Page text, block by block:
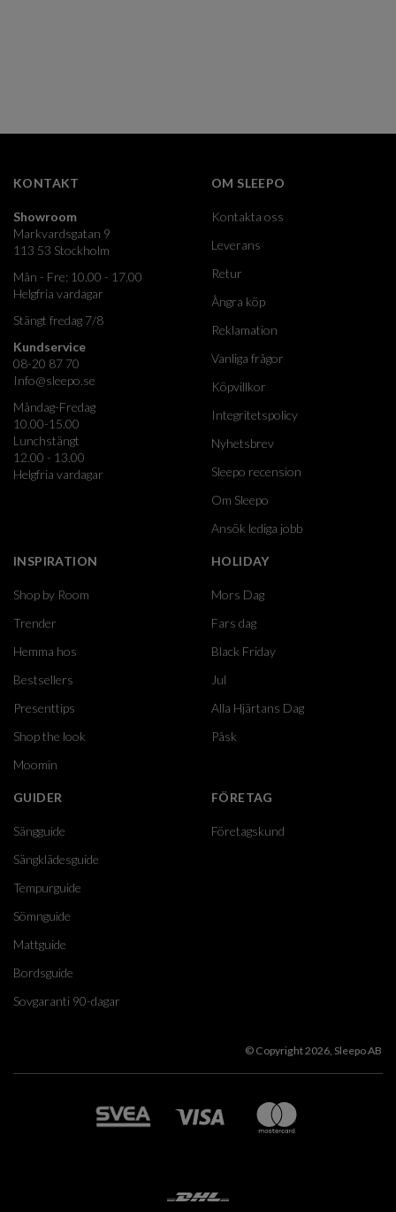
KONTAKT
Showroom
Markvardsgatan 9
113 53 Stockholm
Mån - Fre: 10.00 - 17.00
Helgfria vardagar
Stängt fredag 7/8
Kundservice
08-20 87 70
Info@sleepo.se
Måndag-Fredag
10.00-15.00
Lunchstängt
12.00 - 13.00
Helgfria vardagar
OM SLEEPO
Kontakta oss
Leverans
Retur
Ångra köp
Reklamation
Vanliga frågor
Köpvillkor
Integritetspolicy
Nyhetsbrev
Sleepo recension
Om Sleepo
Ansök lediga jobb
INSPIRATION
Shop by Room
Trender
Hemma hos
Bestsellers
Presenttips
Shop the look
Moomin
HOLIDAY
Mors Dag
Fars dag
Black Friday
Jul
Alla Hjärtans Dag
Påsk
GUIDER
Sängguide
Sängklädesguide
Tempurguide
Sömnguide
Mattguide
Bordsguide
Sovgaranti 90-dagar
FÖRETAG
Företagskund
© Copyright 2026, Sleepo AB